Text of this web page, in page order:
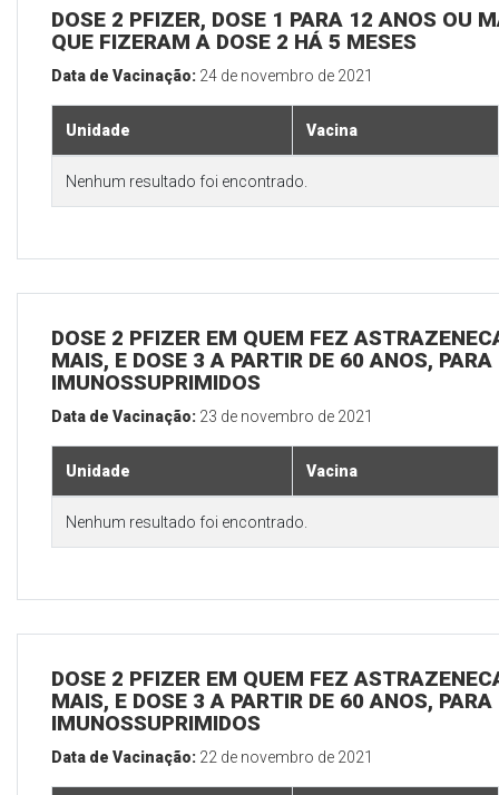
DOSE 2 PFIZER, DOSE 1 PARA 12 ANOS OU
QUE FIZERAM A DOSE 2 HÁ 5 MESES
Data de Vacinação: 24 de novembro de 2021
Unidade Vacina
Nenhum resultado foi encontrado.
DOSE 2 PFIZER EM QUEM FEZ
MAIS, E DOSE 3 A PARTIR DE 60 ANOS,
IMUNOSSUPRIMIDOS
Data de Vacinação: 23 de novembro de 2021
Unidade Vacina
Nenhum resultado foi encontrado.
DOSE 2 PFIZER EM QUEM FEZ
MAIS, E DOSE 3 A PARTIR DE 60 ANOS,
IMUNOSSUPRIMIDOS
Data de Vacinação: 22 de novembro de 2021